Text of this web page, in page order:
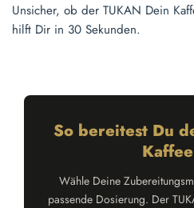
Unsicher, ob der TUKAN Dein
hilft Dir in 30 Sekunden.
So bereitest Du
Wähle Deine
passende Dosierung. Der